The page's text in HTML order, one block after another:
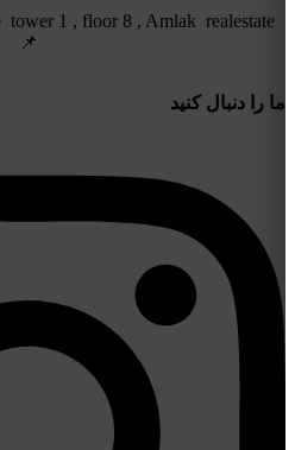
tower 1 , floor 8 , Amlak realestate
📌
ما را دنبال کنید